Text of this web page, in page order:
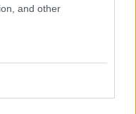
and other
ευρώ –